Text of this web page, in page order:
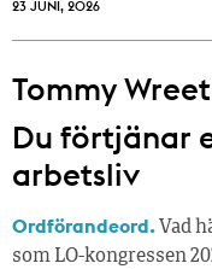
23 JUNI, 2026
Tommy
Du förtjänar
arbetsliv
Ordförandeord. Vad
som LO-kongressen